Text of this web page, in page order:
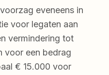
eveneens in
voor legaten aan
vermindering tot
voor een bedrag
€ 15.000 voor